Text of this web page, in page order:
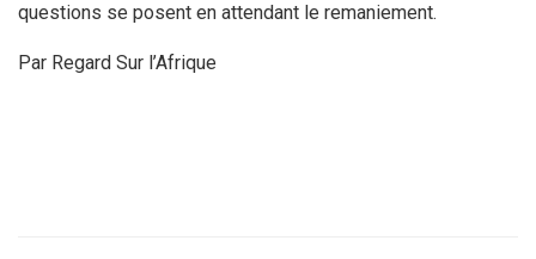
questions se posent en attendant le remaniement.
Par Regard Sur l’Afrique